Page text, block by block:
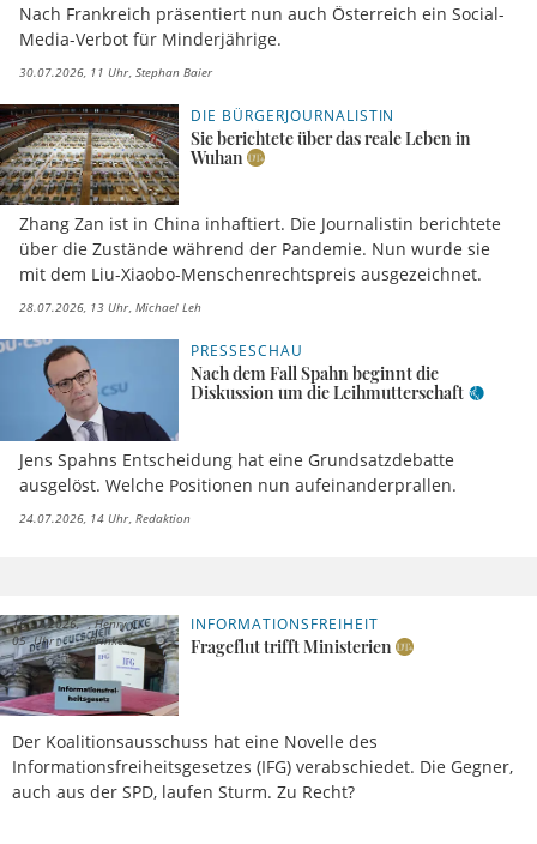
Nach Frankreich präsentiert nun auch Österreich ein Social-
Media-Verbot für Minderjährige.
30.07.2026, 11 Uhr Stephan Baier
DIE BÜRGERJOURNALISTIN
Sie berichtete über das reale Leben in
Wuhan
Zhang Zan ist in China inhaftiert. Die Journalistin berichtete
über die Zustände während der Pandemie. Nun wurde sie
mit dem Liu-Xiaobo-Menschenrechtspreis ausgezeichnet.
28.07.2026, 13 Uhr Michael Leh
PRESSESCHAU
Nach dem Fall Spahn beginnt die
Diskussion um die Leihmutterschaft
Jens Spahns Entscheidung hat eine Grundsatzdebatte
ausgelöst. Welche Positionen nun aufeinanderprallen.
24.07.2026, 14 Uhr Redaktion
INFORMATIONSFREIHEIT
Frageflut trifft Ministerien
Der Koalitionsausschuss hat eine Novelle des
Informationsfreiheitsgesetzes (IFG) verabschiedet. Die Gegner,
auch aus der SPD, laufen Sturm. Zu Recht?
16.07.2026,
05 Uhr
Henry C.
Brinker